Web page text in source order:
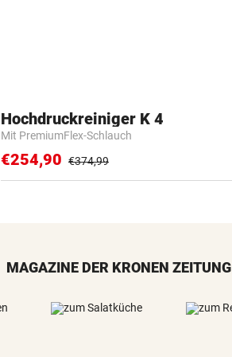
Hochdruckreiniger K 4
Mit PremiumFlex-Schlauch
€254,90 €374,99
MAGAZINE DER KRONEN ZEITUNG